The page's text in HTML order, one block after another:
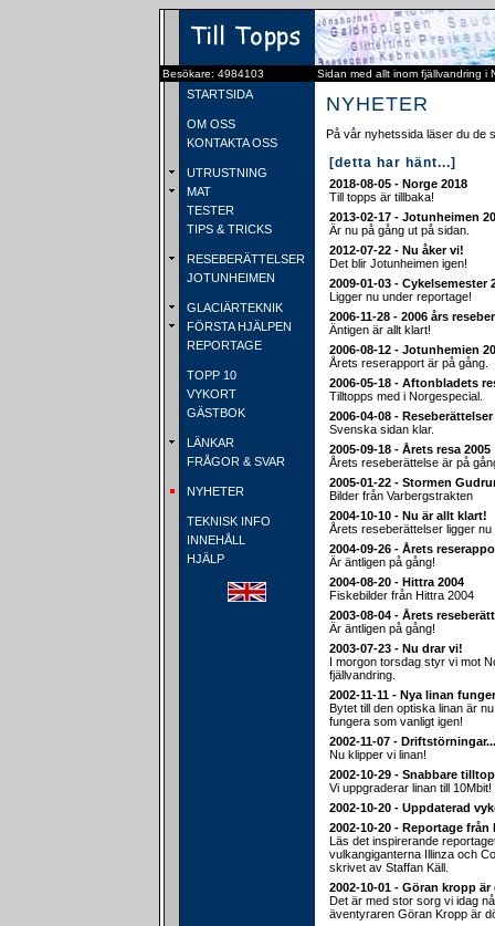
Besökare: 4984103 Sidan med allt inom fjällvandring i
STARTSIDA
OM OSS
KONTAKTA OSS
UTRUSTNING
MAT
TESTER
TIPS & TRICKS
RESEBERÄTTELSER
JOTUNHEIMEN
GLACIÄRTEKNIK
FÖRSTA HJÄLPEN
REPORTAGE
TOPP 10
VYKORT
GÄSTBOK
LÄNKAR
FRÅGOR & SVAR
NYHETER
TEKNISK INFO
INNEHÅLL
HJÄLP
NYHETER
På vår nyhetssida läser du de
[detta har hänt...]
2018-08-05 - Norge 2018
Till topps är tillbaka!
2013-02-17 - Jotunheimen
Är nu på gång ut på sidan.
2012-07-22 - Nu åker vi!
Det blir Jotunheimen igen!
2009-01-03 - Cykelsemester
Ligger nu under reportage!
2006-11-28 - 2006 års
Äntigen är allt klart!
2006-08-12 - Jotunhemien
Årets reserapport är på gång.
2006-05-18 - Aftonbladets
Tilltopps med i Norgespecial.
2006-04-08 -
Svenska sidan klar.
2005-09-18 - Årets resa 2005
Årets reseberättelse är på
2005-01-22 - Stormen
Bilder från Varbergstrakten
2004-10-10 - Nu är allt klart!
Årets reseberättelser ligger nu
2004-09-26 - Årets
Är äntligen på gång!
2004-08-20 - Hittra 2004
Fiskebilder från Hittra 2004
2003-08-04 - Årets
Är äntligen på gång!
2003-07-23 - Nu drar vi!
I morgon torsdag styr vi mot
fjällvandring.
2002-11-11 - Nya linan
Bytet till den optiska linan är
fungera som vanligt igen!
2002-11-07 - Driftstörningar...
Nu klipper vi linan!
2002-10-29 - Snabbare
Vi uppgraderar linan till 10Mbit!
2002-10-20 - Uppdaterad
2002-10-20 - Reportage från
Läs det inspirerande
vulkangiganterna Illinza och
skrivet av Staffan Käll.
2002-10-01 - Göran kropp är
Det är med stor sorg vi idag
äventyraren Göran Kropp är